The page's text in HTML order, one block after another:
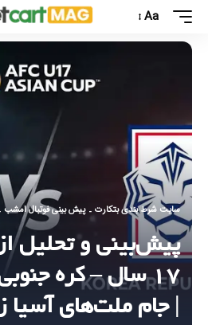
Aa
سایت شرط بندی بتکارت - پیش بینی فوتبال امشب
پیش‌بینی و تحلیل
| جام ملت‌های آسیا زیر ۱۷